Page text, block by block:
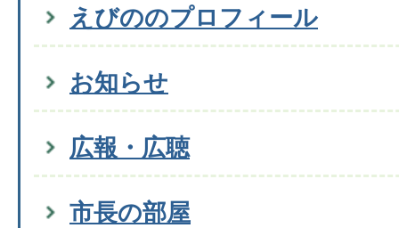
えびののプロフィール
お知らせ
広報・広聴
市長の部屋